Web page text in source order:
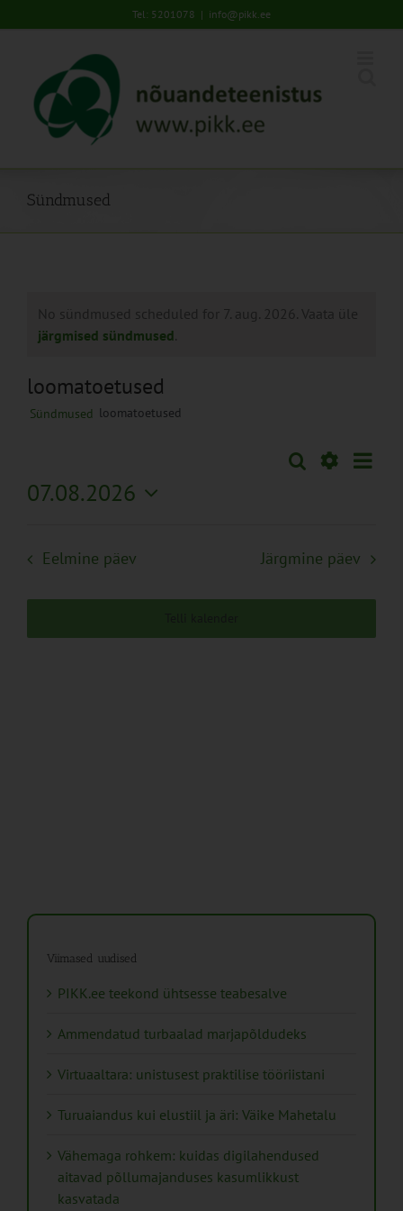
to
Tel: 5201078 | info@pikk.ee
Sündmused
No sündmused scheduled for 7. aug. 2026. Vaata üle
järgmised sündmused
loomatoetused
Sündmused loomatoetused
Sündmused
Navigation
Otsi Päev
07.08.2026
Eelmine päev Järgmine päev
Viimased uudised
PIKK.ee teekond ühtsesse teabesalve
Ammendatud turbaalad marjapõldudeks
Virtuaaltara: unistusest praktilise tööriistani
Turuaiandus kui elustiil ja äri: Väike Mahetalu
Vähemaga rohkem: kuidas digilahendused
aitavad põllumajanduses kasumlikkust
kasvatada